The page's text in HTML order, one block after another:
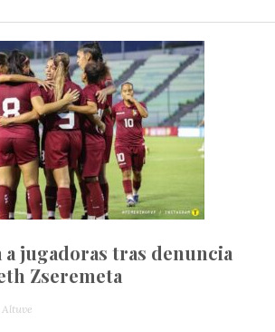
a jugadoras tras denuncia
Zseremeta
Altuve